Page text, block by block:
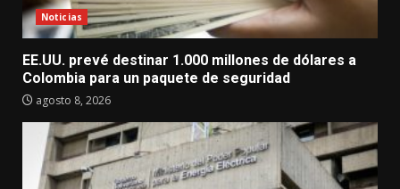
Noticias
EE.UU. prevé destinar 1.000 millones de dólares a
Colombia para un paquete de seguridad
agosto 8, 2026